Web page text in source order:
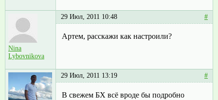
Nina
Lybovnikova
29 Июл, 2011 10:48 #
Артем, расскажи как настроили?
29 Июл, 2011 13:19 #
В свежем БХ всё вроде бы подробно